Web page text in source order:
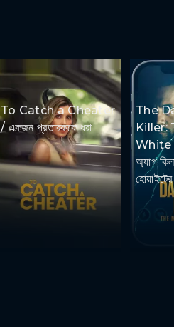
To Catch a Cheater
/ একজন প্রতারককে ধরা
The
Killer:
White
অ্যাপ
হোয়াইটের